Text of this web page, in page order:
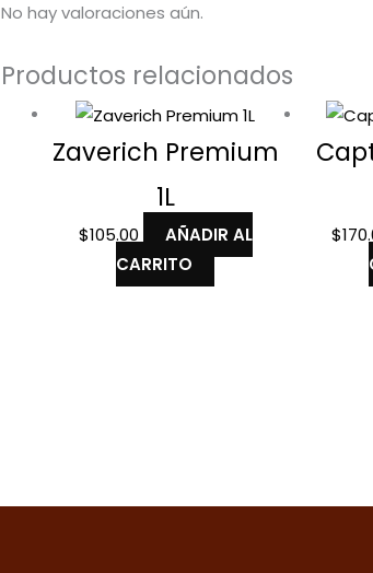
No hay valoraciones aún.
Productos relacionados
Zaverich Premium
1L
$105.00
AÑADIR AL
CARRITO
$